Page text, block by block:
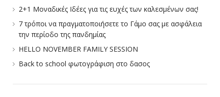
2+1 Μοναδικές Ιδέες για τις ευχές των καλεσμένων σας!
7 τρόποι να πραγματοποιήσετε το Γάμο σας με ασφάλεια
την περίοδο της πανδημίας
HELLO NOVEMBER FAMILY SESSION
Back to school φωτογράφιση στο δασος